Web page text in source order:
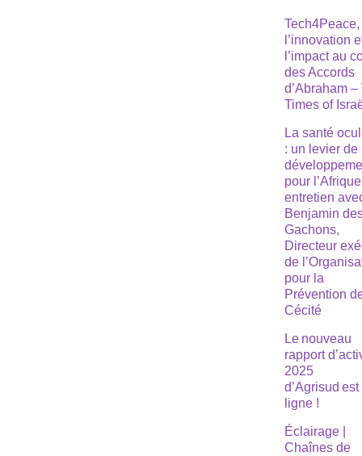
Tech4Peace,
l’innovation
l’impact au
des Accords
d’Abraham –
Times of
La santé
: un levier de
pour
entretien
Benjamin
Gachons,
Directeur
de
pour la
Prévention
Cécité
Le nouveau
rapport
2025
d’Agrisud
ligne !
Éclairage |
Chaînes de